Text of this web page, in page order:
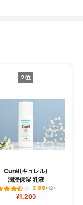
2位
Curél(キュレル)
潤浸保湿 乳液
3.99(13)
¥1,200